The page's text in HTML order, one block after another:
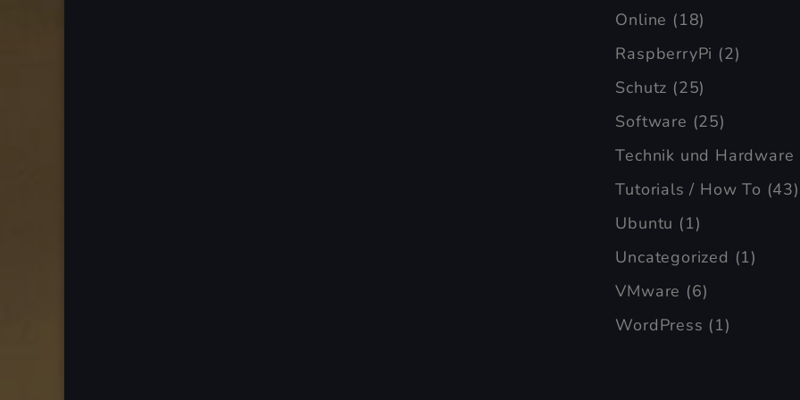
Online (18)
RaspberryPi (2)
Schutz (25)
Software (25)
Technik und Hardware
Tutorials / How To (43)
Ubuntu (1)
Uncategorized (1)
VMware (6)
WordPress (1)